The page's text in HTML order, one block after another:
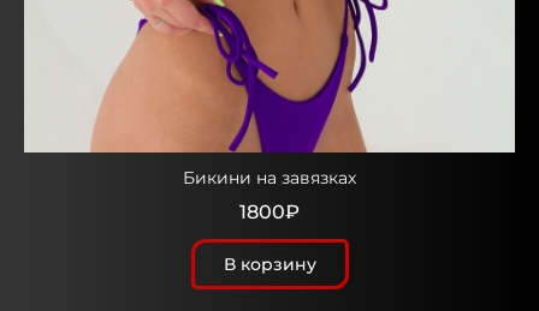
Бикини на завязках
1800₽
В корзину